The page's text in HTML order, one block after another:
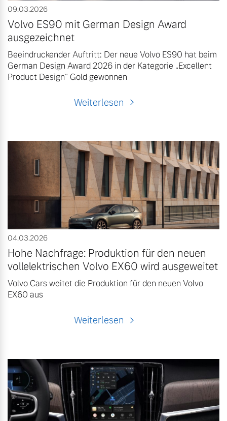
09.03.2026
Volvo ES90 mit German Design Award
ausgezeichnet
Beeindruckender Auftritt: Der neue Volvo ES90 hat beim
German Design Award 2026 in der Kategorie „Excellent
Product Design“ Gold gewonnen
Weiterlesen
04.03.2026
Hohe Nachfrage: Produktion für den neuen
vollelektrischen Volvo EX60 wird ausgeweitet
Volvo Cars weitet die Produktion für den neuen Volvo
EX60 aus
Weiterlesen